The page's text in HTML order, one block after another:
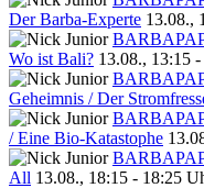
Der Barba-Experte 13.08.,
Wo ist Bali? 13.08., 13:15
Geheimnis / Der
/ Eine Bio-Katastophe
All 13.08., 18:15 - 18:25